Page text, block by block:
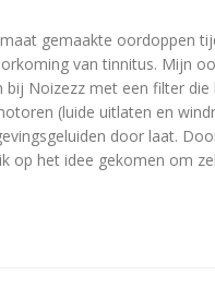
gemaakte oordoppen
van tinnitus. Mijn
bij Noizezz met een filter die
(luide uitlaten en
door laat.
op het idee gekomen om